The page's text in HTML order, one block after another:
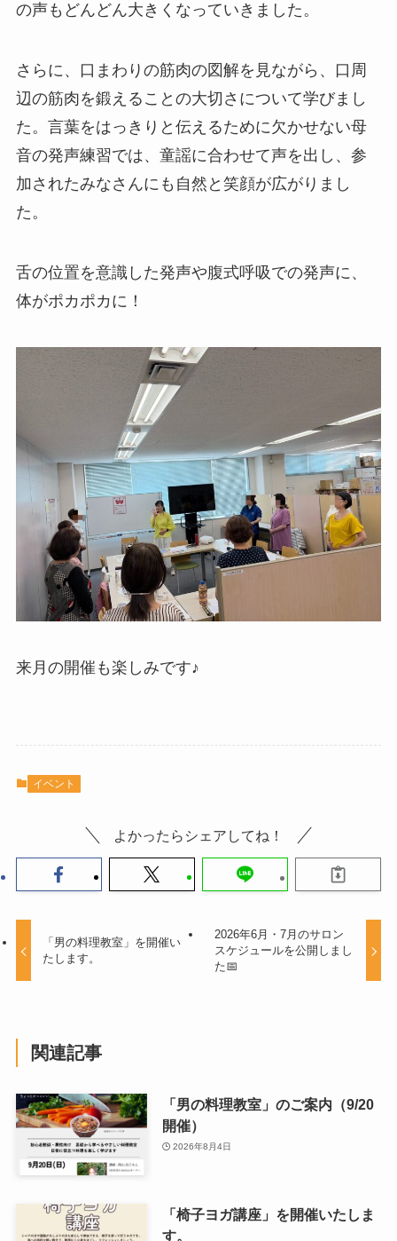
の声もどんどん大きくなっていきました。
さらに、口まわりの筋肉の図解を見ながら、口周
辺の筋肉を鍛えることの大切さについて学びまし
た。言葉をはっきりと伝えるために欠かせない母
音の発声練習では、童謡に合わせて声を出し、参
加されたみなさんにも自然と笑顔が広がりまし
た。
舌の位置を意識した発声や腹式呼吸での発声に、
体がポカポカに！
来月の開催も楽しみです♪
イベント
よかったらシェアしてね！
「男の料理教室」を開催い
たします。
2026年6月・7月のサロン
スケジュールを公開しまし
た📅
関連記事
「男の料理教室」のご案内（9/20
開催）
2026年8月4日
「椅子ヨガ講座」を開催いたしま
す。